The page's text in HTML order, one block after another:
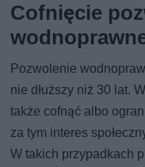
Cofnięcie
Pozwolenie
nie dłuższy niż 30 lat.
także cofnąć albo
za tym interes
W takich przypadkach